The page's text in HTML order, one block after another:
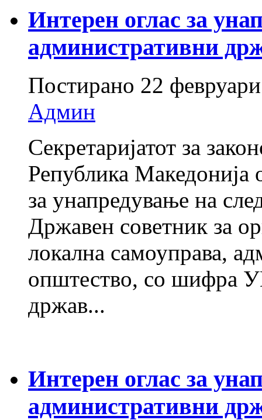
Интерен оглас за
административни
Постирано 22
Админ
Секретаријатот за
Република Македонија
за унапредување на
Државен советник за
локална самоуправа,
општество, со шифра
држав...
Интерен оглас за
административни